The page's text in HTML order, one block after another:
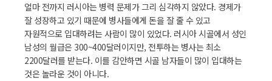
얼마 전까지 러시아는 병력 문제가 그리 심각하지 않았다. 경제가
잘 성장하고 있기 때문에 병사들에게 돈을 잘 줄 수 있고
자원적으로 입대하려는 사람이 많이 있었다. 러시아 시골에서 성인
남성의 월급은 300~400달러이지만, 전투하는 병사는 최소
2200달러를 받는다. 이를 감안하면 시골 남자들이 많이 입대하는
것은 놀라운 것이 아니다.